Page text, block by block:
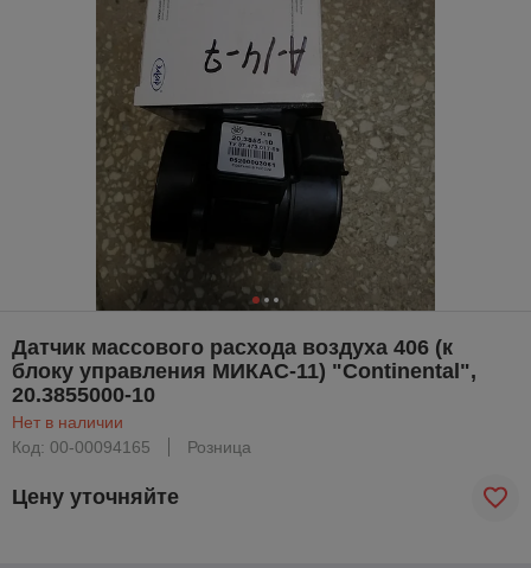
Датчик массового расхода воздуха 406 (к
блоку управления МИКАС-11) "Continental",
20.3855000-10
Нет в наличии
Код: 00-00094165
Розница
Цену уточняйте